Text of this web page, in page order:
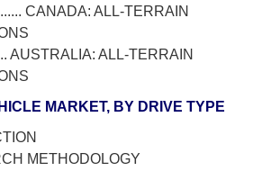
CANADA: ALL-TERRAIN
ALL-TERRAIN
MARKET, BY DRIVE TYPE